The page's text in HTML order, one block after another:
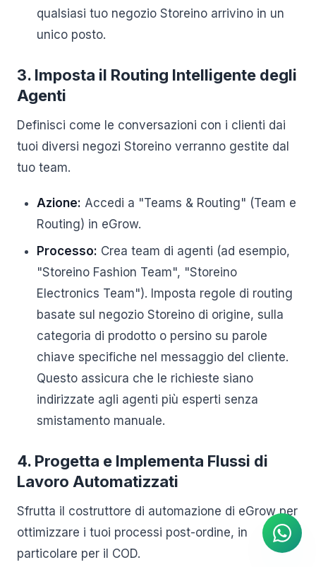
qualsiasi tuo negozio Storeino arrivino in un
unico posto.
3. Imposta il Routing Intelligente degli
Agenti
Definisci come le conversazioni con i clienti dai
tuoi diversi negozi Storeino verranno gestite dal
tuo team.
Azione: Accedi a "Teams & Routing" (Team e
Routing) in eGrow.
Processo: Crea team di agenti (ad esempio,
"Storeino Fashion Team", "Storeino
Electronics Team"). Imposta regole di routing
basate sul negozio Storeino di origine, sulla
categoria di prodotto o persino su parole
chiave specifiche nel messaggio del cliente.
Questo assicura che le richieste siano
indirizzate agli agenti più esperti senza
smistamento manuale.
4. Progetta e Implementa Flussi di
Lavoro Automatizzati
Sfrutta il costruttore di automazione di eGrow per
ottimizzare i tuoi processi post-ordine, in
particolare per il COD.
Agente IA
Risposte istantanee su